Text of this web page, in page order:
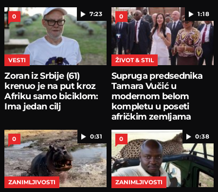
7:23
0
VESTI
Zoran iz Srbije (61)
krenuo je na put kroz
Afriku samo biciklom:
Ima jedan cilj
1:18
0
ŽIVOT & STIL
Supruga predsednika
Tamara Vučić u
modernom belom
kompletu u poseti
afričkim zemljama
0:31
0
ZANIMLJIVOSTI
0:38
0
ZANIMLJIVOSTI